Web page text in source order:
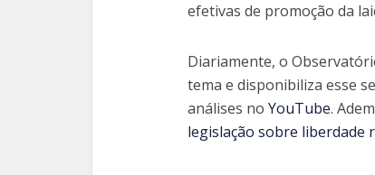
efetivas de promoção da
Diariamente, o
tema e disponibiliza esse
análises no YouTube.
legislação sobre liberdade